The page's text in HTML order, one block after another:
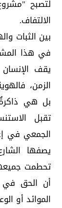
لتصبح
الالتفاف.
بين الثبات
في هذا
يقف
الزمن،
بل هي
تقبل
الجمعي في
يصفها
تحطمت
أن الحق في
الموائد أو